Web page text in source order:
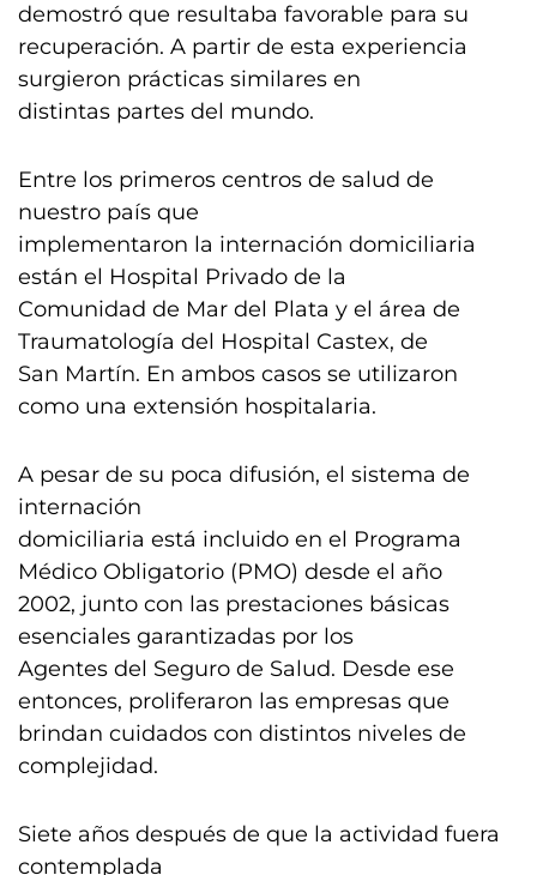
demostró que resultaba favorable para su
recuperación. A partir de esta experiencia
surgieron prácticas similares en
distintas partes del mundo.
Entre los primeros centros de salud de
nuestro país que
implementaron la internación domiciliaria
están el Hospital Privado de la
Comunidad de Mar del Plata y el área de
Traumatología del Hospital Castex, de
San Martín. En ambos casos se utilizaron
como una extensión hospitalaria.
A pesar de su poca difusión, el sistema de
internación
domiciliaria está incluido en el Programa
Médico Obligatorio (PMO) desde el año
2002, junto con las prestaciones básicas
esenciales garantizadas por los
Agentes del Seguro de Salud. Desde ese
entonces, proliferaron las empresas que
brindan cuidados con distintos niveles de
complejidad.
Siete años después de que la actividad fuera
contemplada